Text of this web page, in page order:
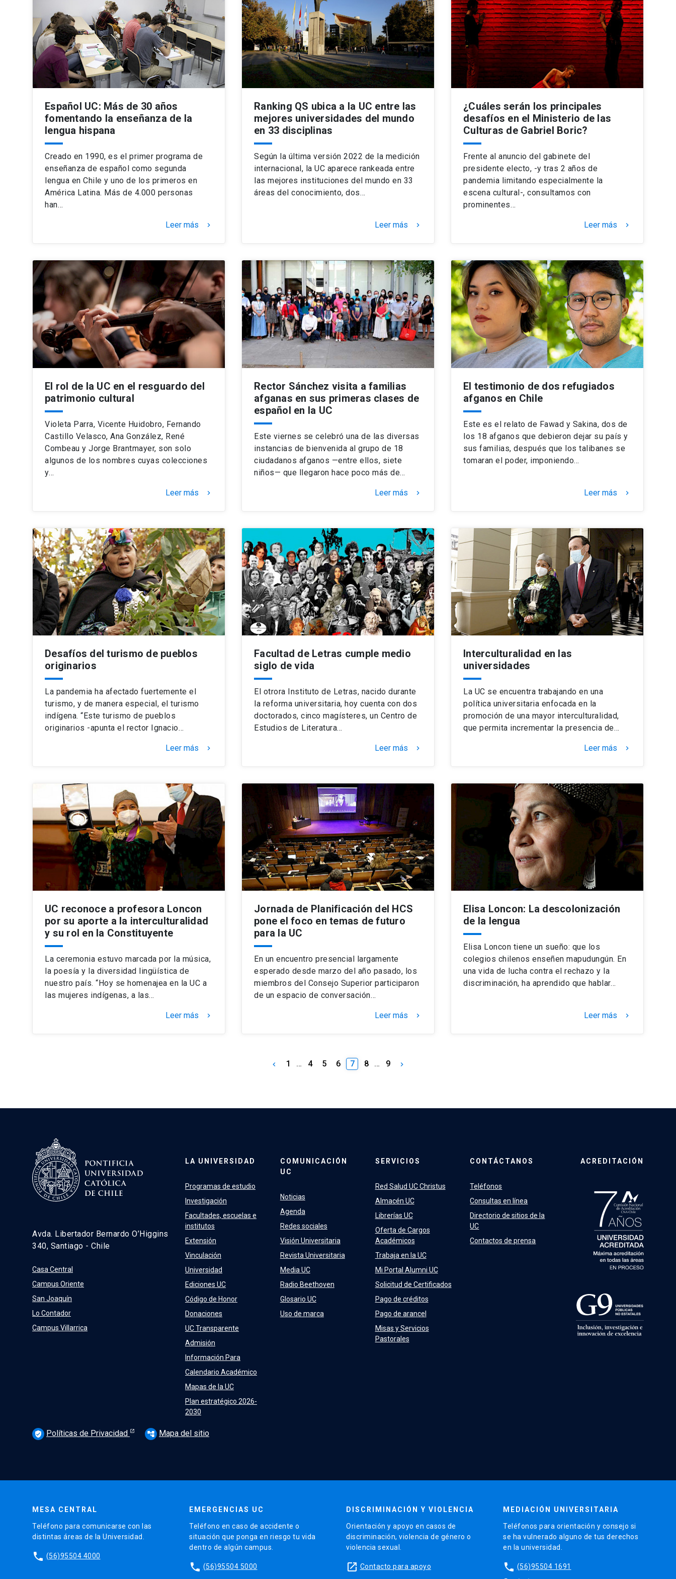
Español UC: Más de 30 años
fomentando la enseñanza de la
lengua hispana
Creado en 1990, es el primer programa de
enseñanza de español como segunda
lengua en Chile y uno de los primeros en
América Latina. Más de 4.000 personas
han…
Leer más keyboard_arrow_right
Ranking QS ubica a la UC entre las
mejores universidades del mundo
en 33 disciplinas
Según la última versión 2022 de la medición
internacional, la UC aparece rankeada entre
las mejores instituciones del mundo en 33
áreas del conocimiento, dos…
Leer más keyboard_arrow_right
¿Cuáles serán los principales
desafíos en el Ministerio de las
Culturas de Gabriel Boric?
Frente al anuncio del gabinete del
presidente electo, -y tras 2 años de
pandemia limitando especialmente la
escena cultural-, consultamos con
prominentes…
Leer más keyboard_arrow_right
El rol de la UC en el resguardo del
patrimonio cultural
Violeta Parra, Vicente Huidobro, Fernando
Castillo Velasco, Ana González, René
Combeau y Jorge Brantmayer, son solo
algunos de los nombres cuyas colecciones
y…
Leer más keyboard_arrow_right
Rector Sánchez visita a familias
afganas en sus primeras clases de
español en la UC
Este viernes se celebró una de las diversas
instancias de bienvenida al grupo de 18
ciudadanos afganos —entre ellos, siete
niños— que llegaron hace poco más de…
Leer más keyboard_arrow_right
El testimonio de dos refugiados
afganos en Chile
Este es el relato de Fawad y Sakina, dos de
los 18 afganos que debieron dejar su país y
sus familias, después que los talibanes se
tomaran el poder, imponiendo…
Leer más keyboard_arrow_right
Desafíos del turismo de pueblos
originarios
La pandemia ha afectado fuertemente el
turismo, y de manera especial, el turismo
indígena. “Este turismo de pueblos
originarios -apunta el rector Ignacio…
Leer más keyboard_arrow_right
Facultad de Letras cumple medio
siglo de vida
El otrora Instituto de Letras, nacido durante
la reforma universitaria, hoy cuenta con dos
doctorados, cinco magísteres, un Centro de
Estudios de Literatura…
Leer más keyboard_arrow_right
Interculturalidad en las
universidades
La UC se encuentra trabajando en una
política universitaria enfocada en la
promoción de una mayor interculturalidad,
que permita incrementar la presencia de…
Leer más keyboard_arrow_right
UC reconoce a profesora Loncon
por su aporte a la interculturalidad
y su rol en la Constituyente
La ceremonia estuvo marcada por la música,
la poesía y la diversidad lingüística de
nuestro país. “Hoy se homenajea en la UC a
las mujeres indígenas, a las…
Leer más keyboard_arrow_right
Jornada de Planificación del HCS
pone el foco en temas de futuro
para la UC
En un encuentro presencial largamente
esperado desde marzo del año pasado, los
miembros del Consejo Superior participaron
de un espacio de conversación…
Leer más keyboard_arrow_right
Elisa Loncon: La descolonización
de la lengua
Elisa Loncon tiene un sueño: que los
colegios chilenos enseñen mapudungún. En
una vida de lucha contra el rechazo y la
discriminación, ha aprendido que hablar…
Leer más keyboard_arrow_right
keyboard_arrow_left 1 … 4 5 6 7 8 … 9 keyboard_arrow_right
Avda. Libertador Bernardo O’Higgins
340, Santiago - Chile
Casa Central
Campus Oriente
San Joaquín
Lo Contador
Campus Villarrica
LA UNIVERSIDAD
Programas de estudio
Investigación
Facultades, escuelas e
institutos
Extensión
Vinculación
Universidad
Ediciones UC
Código de Honor
Donaciones
UC Transparente
Admisión
Información Para
Calendario Académico
Mapas de la UC
Plan estratégico 2026-
2030
COMUNICACIÓN
UC
Noticias
Agenda
Redes sociales
Visión Universitaria
Revista Universitaria
Media UC
Radio Beethoven
Glosario UC
Uso de marca
SERVICIOS
Red Salud UC Christus
Almacén UC
Librerías UC
Oferta de Cargos
Académicos
Trabaja en la UC
Mi Portal Alumni UC
Solicitud de Certificados
Pago de créditos
Pago de arancel
Misas y Servicios
Pastorales
CONTÁCTANOS
Teléfonos
Consultas en línea
Directorio de sitios de la
UC
Contactos de prensa
ACREDITACIÓN
verified_user Políticas de Privacidad account_tree Mapa del sitio
MESA CENTRAL
Teléfono para comunicarse con las
distintas áreas de la Universidad.
phone (56)95504 4000
EMERGENCIAS UC
Teléfono en caso de accidente o
situación que ponga en riesgo tu vida
dentro de algún campus.
phone (56)95504 5000
DISCRIMINACIÓN Y VIOLENCIA
Orientación y apoyo en casos de
discriminación, violencia de género o
violencia sexual.
launch Contacto para apoyo
MEDIACIÓN UNIVERSITARIA
Teléfonos para orientación y consejo si
se ha vulnerado alguno de tus derechos
en la universidad.
phone (56)95504 1691